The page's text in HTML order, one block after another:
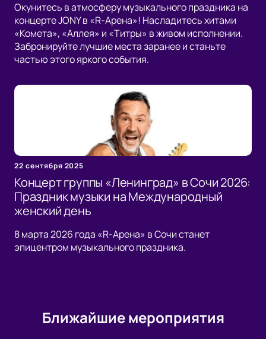
Окунитесь в атмосферу музыкального праздника на
концерте JONY в «R-Арена»! Насладитесь хитами
«Комета», «Аллея» и «Титры» в живом исполнении.
Забронируйте лучшие места заранее и станьте
частью этого яркого события.
22 сентября 2025
Концерт группы «Ленинград» в Сочи 2026:
Праздник музыки на Международный
женский день
8 марта 2026 года «R-Арена» в Сочи станет
эпицентром музыкального праздника.
Ближайшие мероприятия